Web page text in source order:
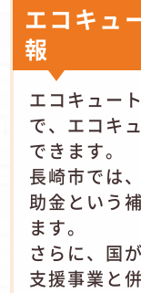
エコキュ
報
エコキュー
で、エコキ
できます。
長崎市では
助金という
ます。
さらに、国
支援事業と